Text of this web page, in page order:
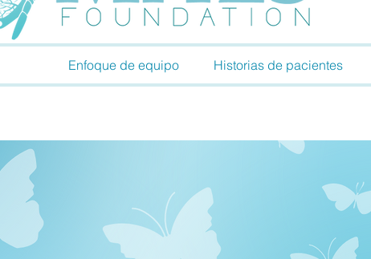
Enfoque de equipo Historias de pacientes